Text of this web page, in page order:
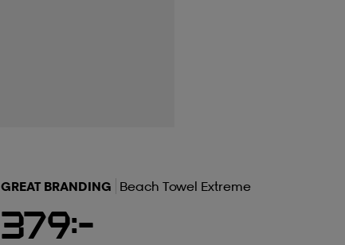
GREAT BRANDING Beach Towel Extreme
379:-